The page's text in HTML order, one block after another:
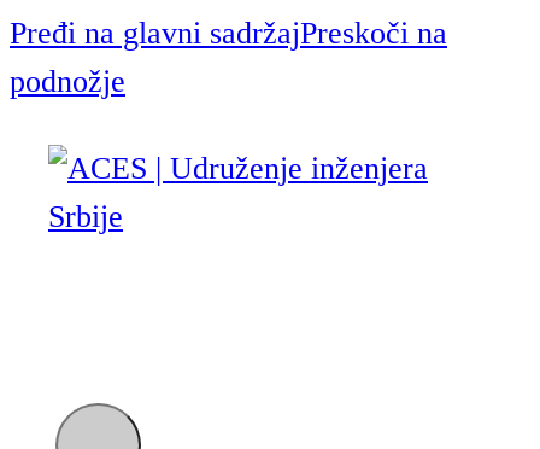
Pređi na glavni sadržajPreskoči na
podnožje